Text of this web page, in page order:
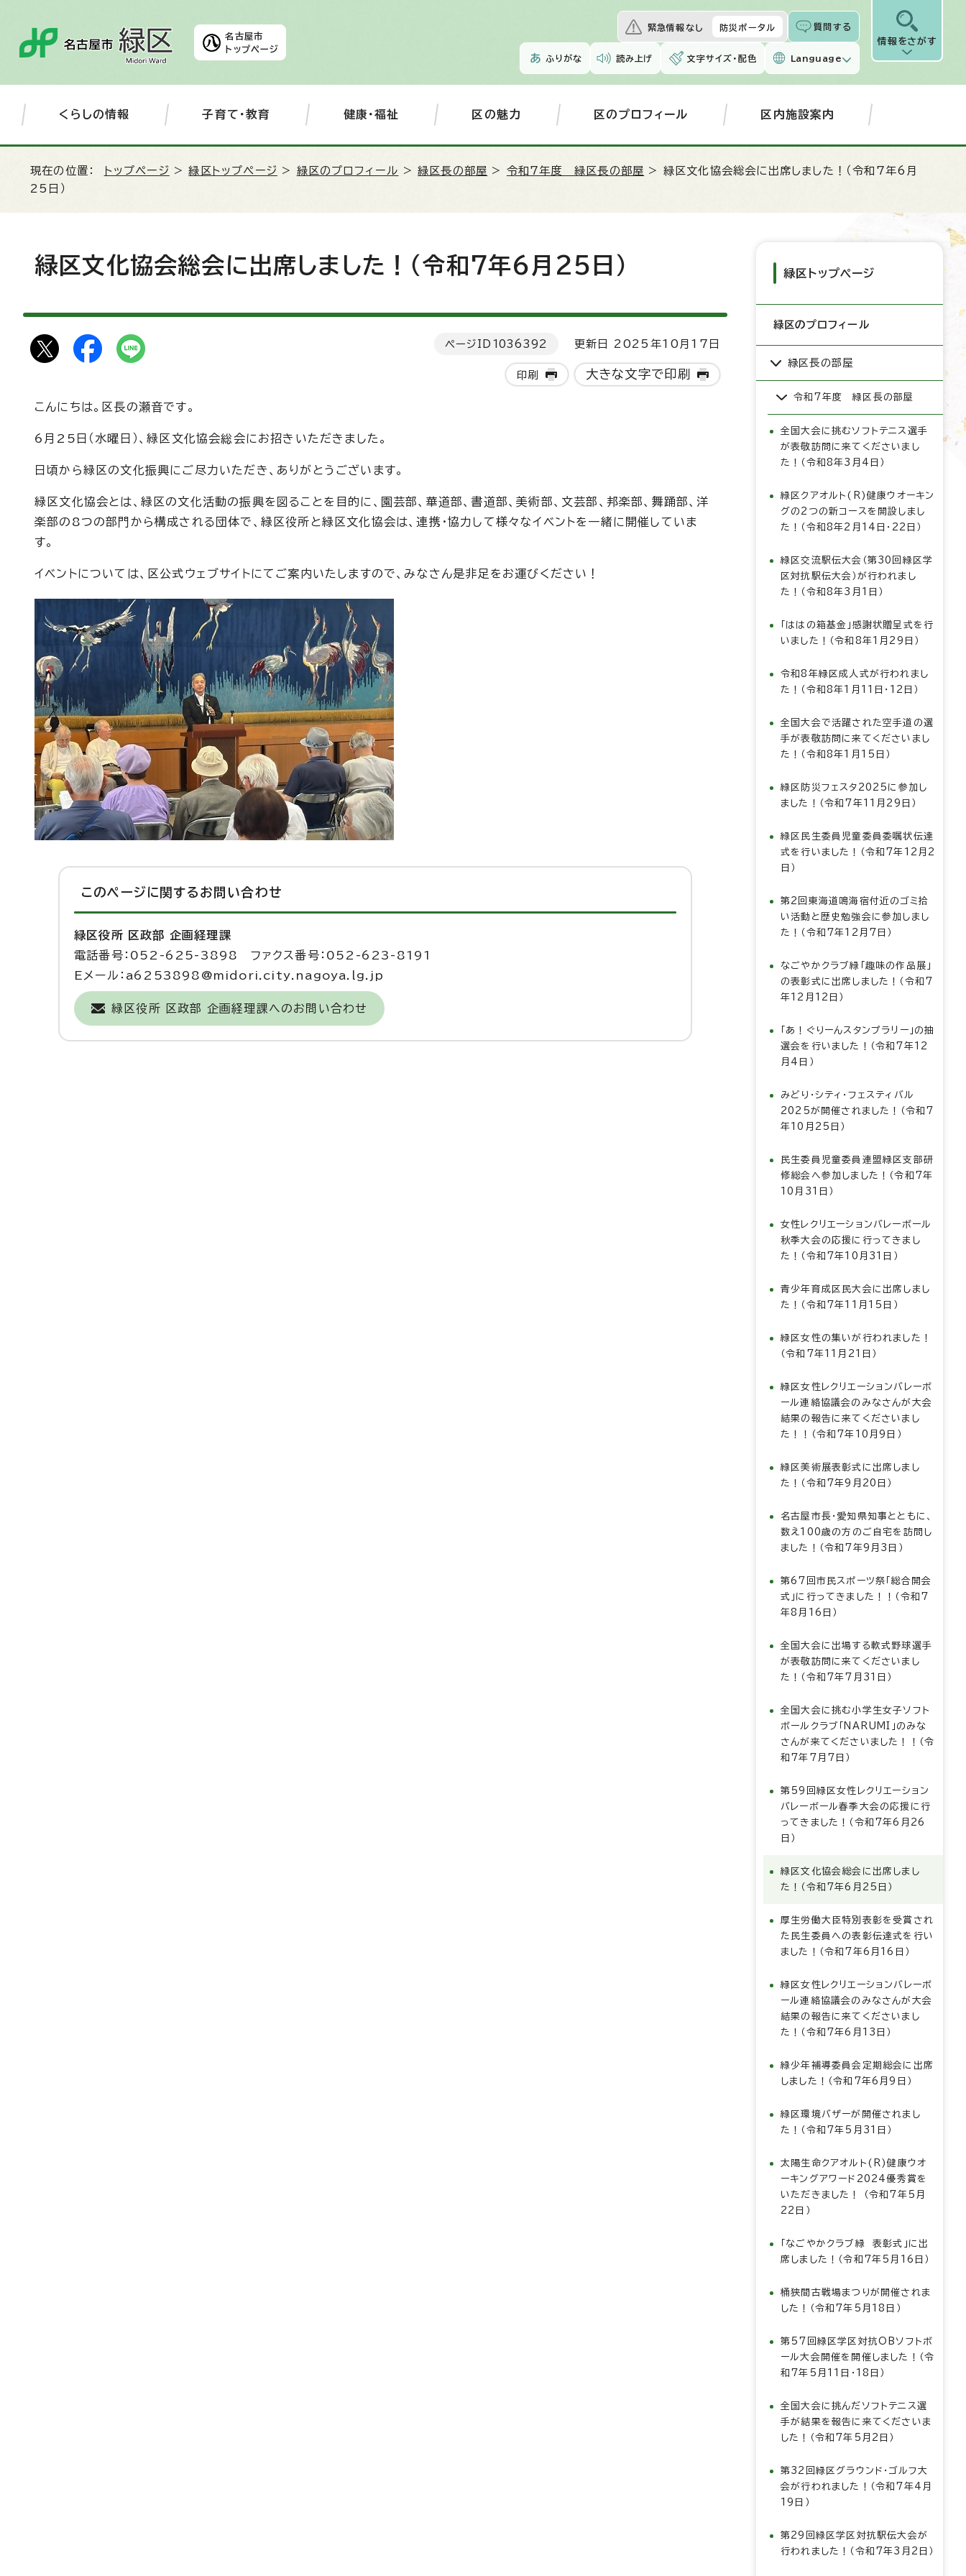
名古屋市
トップページ
緊急情報なし 防災ポータル 質問する
ふりがな 読み上げ 文字サイズ・配色 Language
情報をさがす
くらしの情報 子育て・教育 健康・福祉 区の魅力 区のプロフィール 区内施設案内
現在の位置： トップページ >緑区トップページ > 緑区のプロフィール >緑区長の部屋 > 令和7年度 緑区長の部屋 > 緑区文化協会総会に出席しました！（令和7年6月
25日）
緑区文化協会総会に出席しました！（令和7年6月25日）
ページID 1036392 更新日 2025年10月17日
印刷 大きな文字で印刷
こんにちは。区長の瀬音です。
6月25日（水曜日）、緑区文化協会総会にお招きいただきました。
日頃から緑区の文化振興にご尽力いただき、ありがとうございます。
緑区文化協会とは、緑区の文化活動の振興を図ることを目的に、園芸部、華道部、書道部、美術部、文芸部、邦楽部、舞踊部、洋
楽部の8つの部門から構成される団体で、緑区役所と緑区文化協会は、連携・協力して様々なイベントを一緒に開催していま
す。
イベントについては、区公式ウェブサイトにてご案内いたしますので、みなさん是非足をお運びください！
このページに関する お問い合わせ
緑区役所 区政部 企画経理課
電話番号：052-625-3898 ファクス番号：052-623-8191
Eメール：a6253898@midori.city.nagoya.lg.jp
緑区役所 区政部 企画経理課へのお問い合わせ
緑区トップページ
緑区のプロフィール
緑区長の部屋
令和7年度 緑区長の部屋
全国大会に挑むソフトテニス選手
が表敬訪問に来てくださいまし
た！（令和8年3月4日）
緑区クアオルト(R)健康ウオーキン
グの2つの新コースを開設しまし
た！（令和8年2月14日・22日）
緑区交流駅伝大会（第30回緑区学
区対抗駅伝大会）が行われまし
た！（令和8年3月1日）
「ははの箱基金」感謝状贈呈式を行
いました！（令和8年1月29日）
令和8年緑区成人式が行われまし
た！（令和8年1月11日・12日）
全国大会で活躍された空手道の選
手が表敬訪問に来てくださいまし
た！（令和8年1月15日）
緑区防災フェスタ2025に参加し
ました！（令和7年11月29日）
緑区民生委員児童委員委嘱状伝達
式を行いました！（令和7年12月2
日）
第2回東海道鳴海宿付近のゴミ拾
い活動と歴史勉強会に参加しまし
た！（令和7年12月7日）
なごやかクラブ緑「趣味の作品展」
の表彰式に出席しました！（令和7
年12月12日）
「あ！ぐりーんスタンプラリー」の抽
選会を行いました！（令和7年12
月4日）
みどり・シティ・フェスティバル
2025が開催されました！（令和7
年10月25日）
民生委員児童委員連盟緑区支部研
修総会へ参加しました！（令和7年
10月31日）
女性レクリエーションバレーボール
秋季大会の応援に行ってきまし
た！（令和7年10月31日）
青少年育成区民大会に出席しまし
た！（令和7年11月15日）
緑区女性の集いが行われました！
（令和7年11月21日）
緑区女性レクリエーションバレーボ
ール連絡協議会のみなさんが大会
結果の報告に来てくださいまし
た！！（令和7年10月9日）
緑区美術展表彰式に出席しまし
た！（令和7年9月20日）
名古屋市長・愛知県知事とともに、
数え100歳の方のご自宅を訪問し
ました！（令和7年9月3日）
第67回市民スポーツ祭「総合開会
式」に行ってきました！！（令和7
年8月16日）
全国大会に出場する軟式野球選手
が表敬訪問に来てくださいまし
た！（令和7年7月31日）
全国大会に挑む小学生女子ソフト
ボールクラブ「NARUMI」のみな
さんが来てくださいました！！（令
和7年7月7日）
第59回緑区女性レクリエーション
バレーボール春季大会の応援に行
ってきました！（令和7年6月26
日）
緑区文化協会総会に出席しまし
た！（令和7年6月25日）
厚生労働大臣特別表彰を受賞され
た民生委員への表彰伝達式を行い
ました！（令和7年6月16日）
緑区女性レクリエーションバレーボ
ール連絡協議会のみなさんが大会
結果の報告に来てくださいまし
た！（令和7年6月13日）
緑少年補導委員会定期総会に出席
しました！（令和7年6月9日）
緑区環境バザーが開催されまし
た！（令和7年5月31日）
太陽生命クアオルト(R)健康ウオ
ーキングアワード2024優秀賞を
いただきました！ （令和7年5月
22日）
「なごやかクラブ緑 表彰式」に出
席しました！（令和7年5月16日）
桶狭間古戦場まつりが開催されま
した！（令和7年5月18日）
第57回緑区学区対抗OBソフトボ
ール大会開催を開催しました！（令
和7年5月11日・18日）
全国大会に挑んだソフトテニス選
手が結果を報告に来てくださいま
した！（令和7年5月2日）
第32回緑区グラウンド・ゴルフ大
会が行われました！（令和7年4月
19日）
第29回緑区学区対抗駅伝大会が
行われました！（令和7年3月2日）